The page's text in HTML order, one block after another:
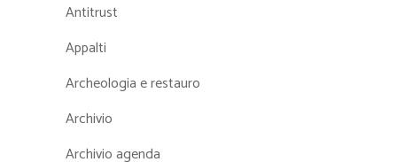
Antitrust
Appalti
Archeologia e restauro
Archivio
Archivio agenda